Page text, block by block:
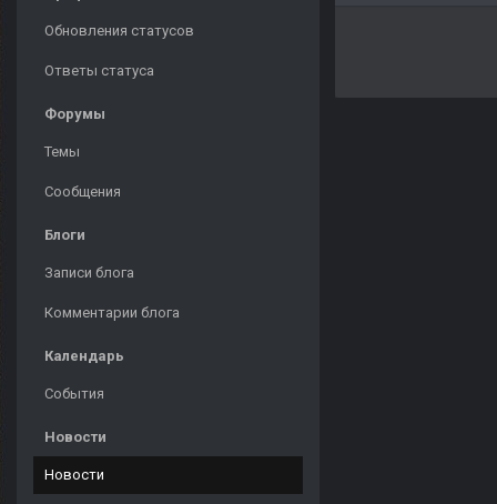
Обновления статусов
Ответы статуса
Форумы
Темы
Сообщения
Блоги
Записи блога
Комментарии блога
Календарь
События
Новости
Новости